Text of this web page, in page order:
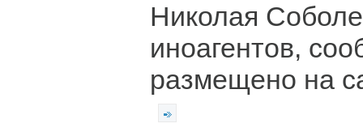
Николая
иноагентов,
размещено на